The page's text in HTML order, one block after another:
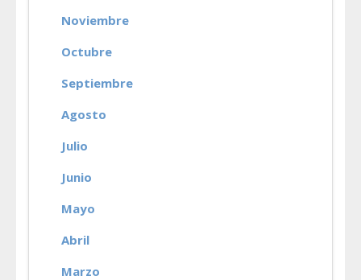
Noviembre
Octubre
Septiembre
Agosto
Julio
Junio
Mayo
Abril
Marzo